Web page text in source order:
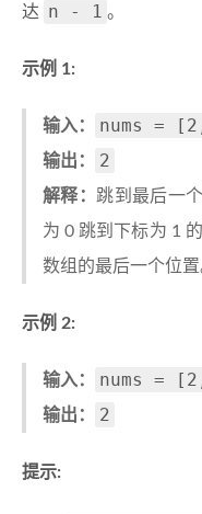
达
n - 1 。
示例 1:
输入： nums =
输出： 2
解释： 跳到最后一
为 0 跳到下标为 1
数组的最后一个位置
示例 2:
输入： nums =
输出： 2
提示: